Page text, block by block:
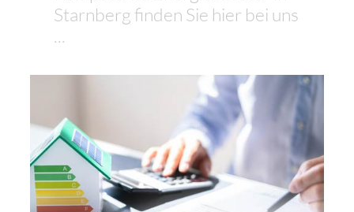
Starnberg finden Sie hier bei uns
...